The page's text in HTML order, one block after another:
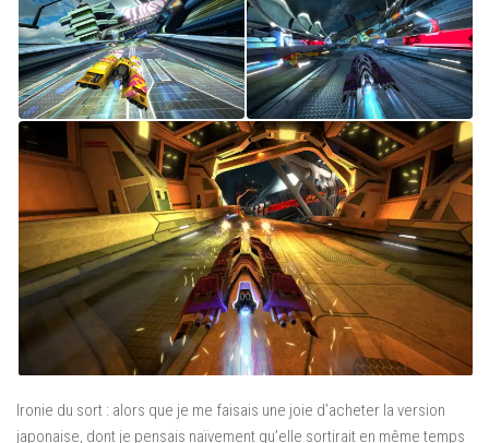
Ironie du sort : alors que je me faisais une joie d’acheter la version
japonaise, dont je pensais naïvement qu’elle sortirait en même temps